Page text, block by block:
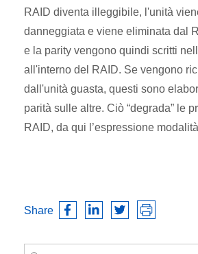
RAID diventa illeggibile, l'unità
danneggiata e viene eliminata dal
e la parity vengono quindi scritti
all'interno del RAID. Se vengono
dall'unità guasta, questi sono
parità sulle altre. Ciò “degrada” le
RAID, da qui l’espressione
Share